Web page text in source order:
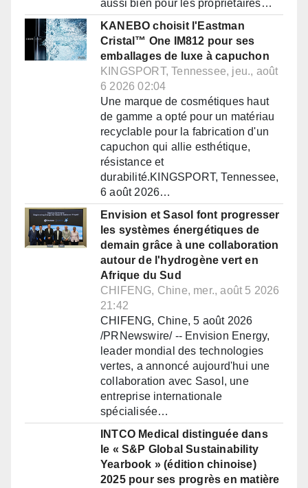
aussi bien pour les propriétaires…
KANEBO choisit l'Eastman
Cristal™ One IM812 pour ses
emballages de luxe à capuchon
KINGSPORT, Tennessee, jeu., août
6 2026 02:04
Une marque de cosmétiques haut
de gamme a opté pour un matériau
recyclable pour la fabrication d'un
capuchon qui allie esthétique,
résistance et
durabilité.KINGSPORT, Tennessee,
6 août 2026…
Envision et Sasol font progresser
les systèmes énergétiques de
demain grâce à une collaboration
autour de l'hydrogène vert en
Afrique du Sud
CHIFENG, Chine, mer., août 5 2026
21:42
CHIFENG, Chine, 5 août 2026
/PRNewswire/ -- Envision Energy,
leader mondial des technologies
vertes, a annoncé aujourd'hui une
collaboration avec Sasol, une
entreprise internationale
spécialisée…
INTCO Medical distinguée dans
le « S&P Global Sustainability
Yearbook » (édition chinoise)
2025 pour ses progrès en matière